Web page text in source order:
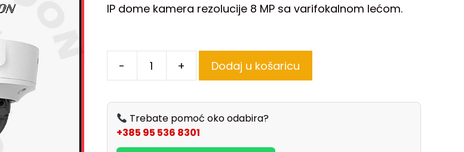
IP dome kamera rezolucije 8 MP sa varifokalnom lećom.
- + Dodaj u košaricu
Trebate pomoć oko odabira?
+385 95 536 8301